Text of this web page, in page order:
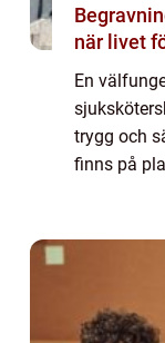
när livet
En
trygg och
finns på